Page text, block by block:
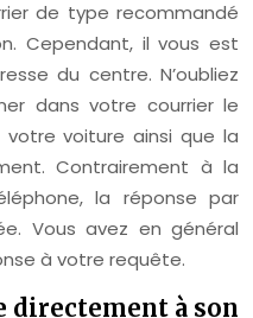
de type recommandé
Cependant, il vous est
du centre. N’oubliez
dans votre courrier le
votre voiture ainsi que la
Contrairement à la
la réponse par
Vous avez en général
à votre requête.
directement à son